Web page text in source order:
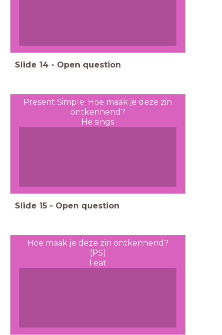
Slide 14 - Open question
Present Simple. Hoe maak je deze zin
ontkennend?
He sings
Slide 15 - Open question
Hoe maak je deze zin ontkennend?
(PS)
I eat